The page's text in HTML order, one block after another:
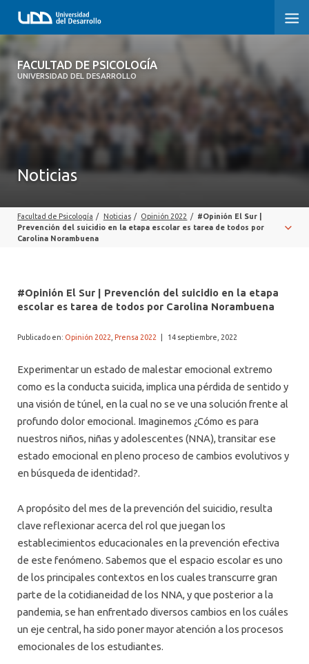
FACULTAD DE PSICOLOGÍA
UNIVERSIDAD DEL DESARROLLO
FACULTAD DE PSICOLOGÍA
POSTGRADOS Y EDUCACIÓN CONTINUA
ALUMNI PSICOLOGÍA UDD
SERVICIO DE PSICOLOGÍA INTEGRAL
Noticias
Facultad de Psicología / Noticias / Opinión 2022 /
#Opinión El Sur |
Prevención del suicidio en la etapa escolar es tarea de todos por
Carolina Norambuena
#Opinión El Sur | Prevención del suicidio en la etapa
escolar es tarea de todos por Carolina Norambuena
Publicado en: Opinión 2022 Prensa 2022 14 septiembre, 2022
Experimentar un estado de malestar emocional extremo
como es la conducta suicida, implica una pérdida de sentido y
una visión de túnel, en la cual no se ve una solución frente al
profundo dolor emocional. Imaginemos ¿Cómo es para
nuestros niños, niñas y adolescentes (NNA), transitar ese
estado emocional en pleno proceso de cambios evolutivos y
en búsqueda de identidad?.
A propósito del mes de la prevención del suicidio, resulta
clave reflexionar acerca del rol que juegan los
establecimientos educacionales en la prevención efectiva
de este fenómeno. Sabemos que el espacio escolar es uno
de los principales contextos en los cuales transcurre gran
parte de la cotidianeidad de los NNA, y que posterior a la
pandemia, se han enfrentado diversos cambios en los cuáles
un eje central, ha sido poner mayor atención a los procesos
emocionales de los estudiantes.